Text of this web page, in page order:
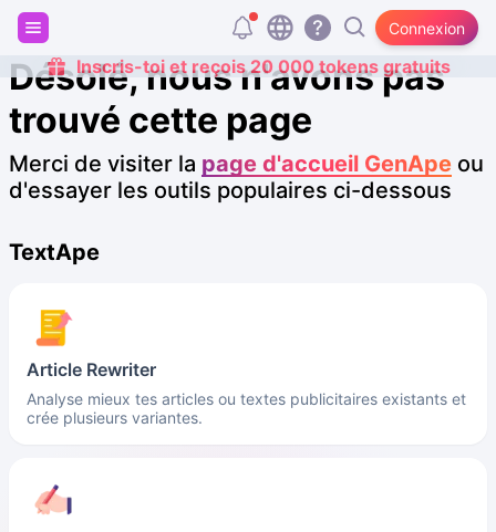
Connexion
Inscris-toi et reçois 20 000 tokens gratuits
Désolé, nous n'avons pas
trouvé cette page
Merci de visiter la page d'accueil GenApe ou
d'essayer les outils populaires ci-dessous
TextApe
Article Rewriter
Analyse mieux tes articles ou textes publicitaires existants et
crée plusieurs variantes.